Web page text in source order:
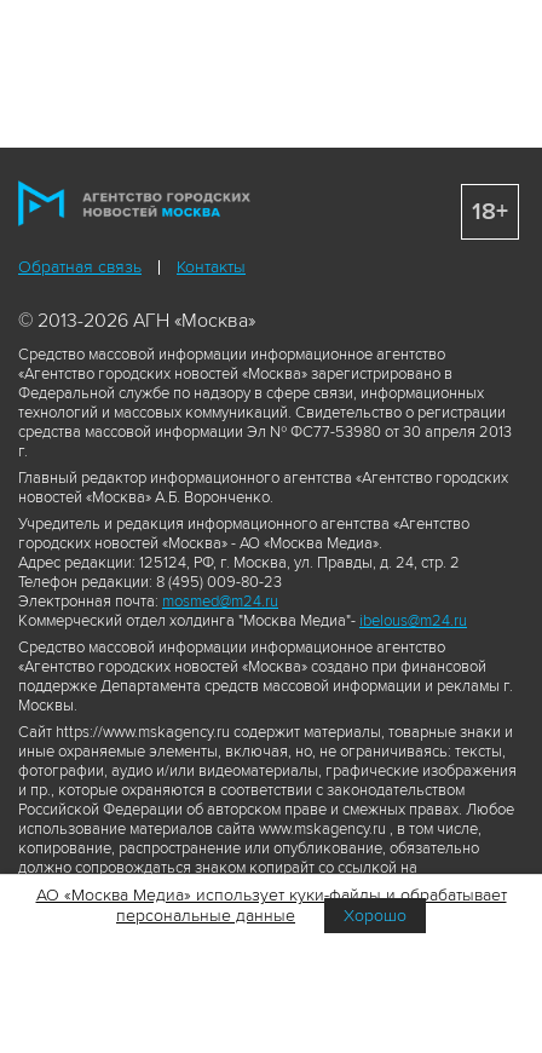
Обратная связь Контакты
© 2013-2026 АГН «Москва»
Средство массовой информации информационное агентство
«Агентство городских новостей «Москва» зарегистрировано в
Федеральной службе по надзору в сфере связи, информационных
технологий и массовых коммуникаций. Свидетельство о регистрации
средства массовой информации Эл № ФС77-53980 от 30 апреля 2013
г.
Главный редактор информационного агентства «Агентство городских
новостей «Москва» А.Б. Воронченко.
Учредитель и редакция информационного агентства «Агентство
городских новостей «Москва» - АО «Москва Медиа».
Адрес редакции: 125124, РФ, г. Москва, ул. Правды, д. 24, стр. 2
Телефон редакции: 8 (495) 009-80-23
Электронная почта: mosmed@m24.ru
Коммерческий отдел холдинга "Москва Медиа"- ibelous@m24.ru
Средство массовой информации информационное агентство
«Агентство городских новостей «Москва» создано при финансовой
поддержке Департамента средств массовой информации и рекламы г.
Москвы.
Сайт https://www.mskagency.ru содержит материалы, товарные знаки и
иные охраняемые элементы, включая, но, не ограничиваясь: тексты,
фотографии, аудио и/или видеоматериалы, графические изображения
и пр., которые охраняются в соответствии с законодательством
Российской Федерации об авторском праве и смежных правах. Любое
использование материалов сайта www.mskagency.ru , в том числе,
копирование, распространение или опубликование, обязательно
должно сопровождаться знаком копирайт со ссылкой на
правообладателя © АО «Москва Медиа», а также гиперссылкой на сайт
www.mskagency.ru как на первоисточник информации. Переработка
материалов сайта www.mskagency.ru не допускается.
18+
АО «Москва Медиа» использует куки-файлы и обрабатывает
персональные данные
Хорошо